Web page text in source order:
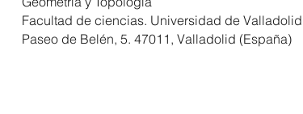
Facultad de ciencias. Universidad de Valladolid
Paseo de Belén, 5. 47011, Valladolid (España)